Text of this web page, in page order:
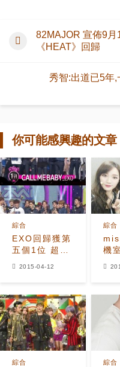
82MAJOR 宣佈9月
《HEAT》回歸
秀智:出道已5年,
你可能感興趣的文章
EXO回歸獲第
五個1位 超高
綜合
2015-04-12
機
綜合
綜合 綜合